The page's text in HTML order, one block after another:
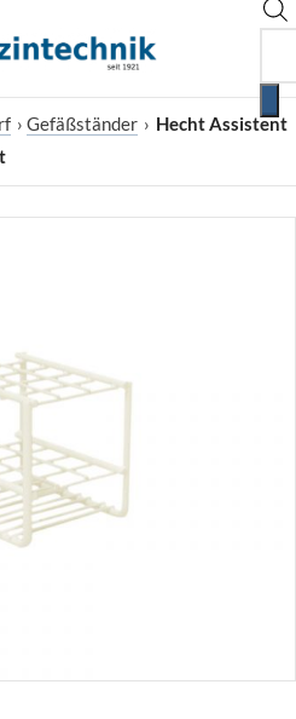
› Gefäßständer › Hecht Assistent